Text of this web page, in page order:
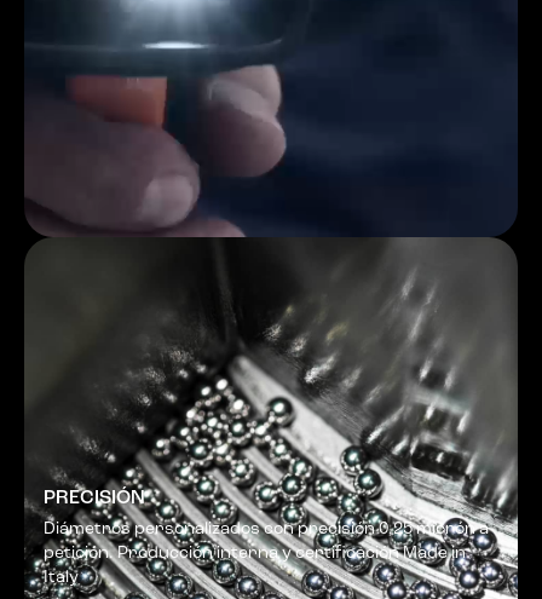
PRECISIÓN
Diámetros personalizados con precisión 0,25 micrón a
petición. Producción interna y certificación Made in
Italy